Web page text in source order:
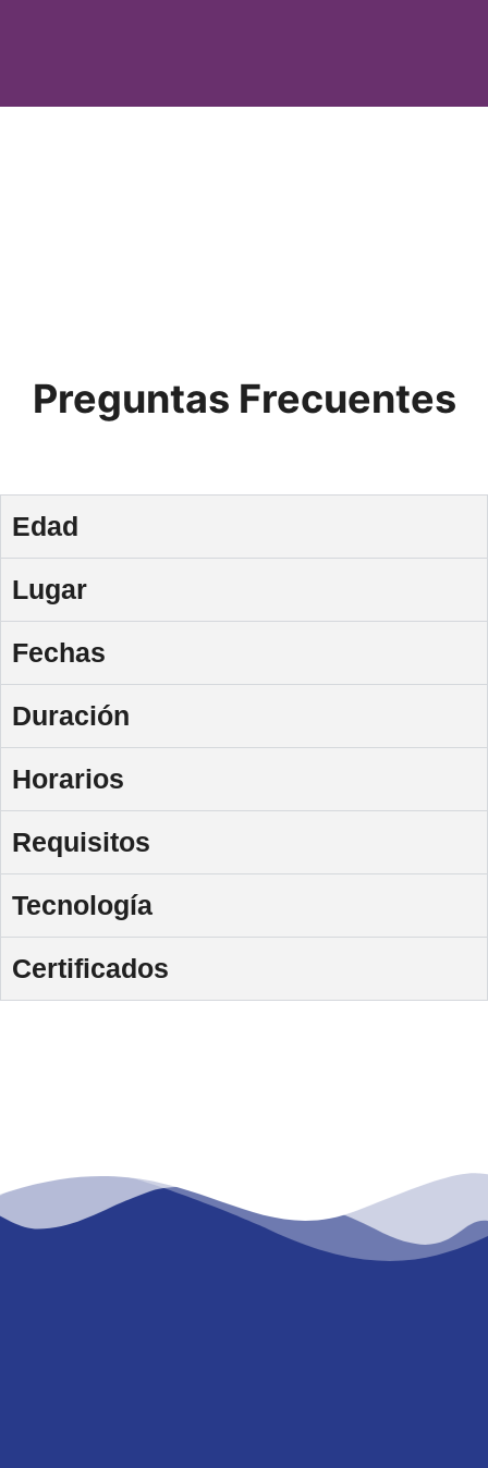
Preguntas Frecuentes
Edad
Lugar
Fechas
Duración
Horarios
Requisitos
Tecnología
Certificados